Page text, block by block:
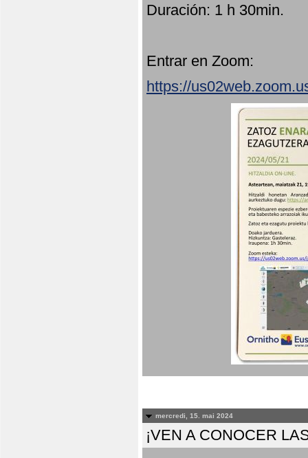
Duración: 1 h 30min.
Entrar en Zoom:
https://
mercredi, 15. mai 2024
¡VEN A CONOCER